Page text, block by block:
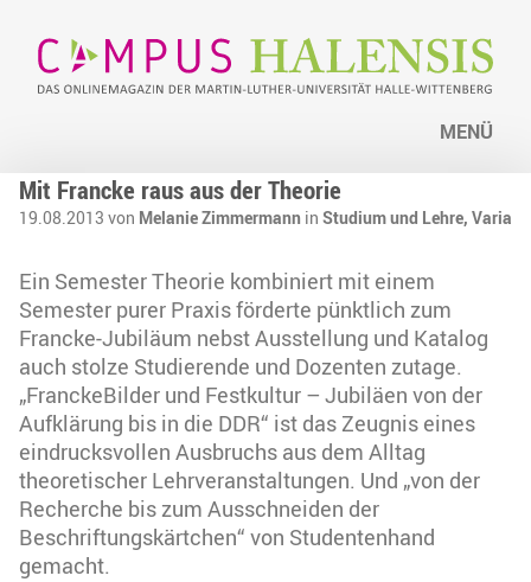
MENÜ
Mit Francke raus aus der Theorie
19.08.2013 von Melanie Zimmermann in Studium und Lehre, Varia
Ein Semester Theorie kombiniert mit einem
Semester purer Praxis förderte pünktlich zum
Francke-Jubiläum nebst Ausstellung und Katalog
auch stolze Studierende und Dozenten zutage.
„FranckeBilder und Festkultur – Jubiläen von der
Aufklärung bis in die DDR“ ist das Zeugnis eines
eindrucksvollen Ausbruchs aus dem Alltag
theoretischer Lehrveranstaltungen. Und „von der
Recherche bis zum Ausschneiden der
Beschriftungskärtchen“ von Studentenhand
gemacht.